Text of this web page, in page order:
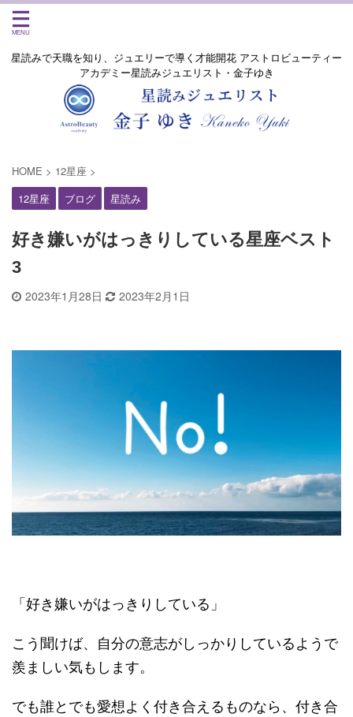
星読みで天職を知り、ジュエリーで導く才能開花 アストロビューティー
アカデミー星読みジュエリスト・金子ゆき
HOME > 12星座 >
12星座
ブログ 星読み
好き嫌いがはっきりしている星座ベスト
3
2023年1月28日 2023年2月1日
「好き嫌いがはっきりしている」
こう聞けば、自分の意志がしっかりしているようで
羨ましい気もします。
でも誰とでも愛想よく付き合えるものなら、付き合